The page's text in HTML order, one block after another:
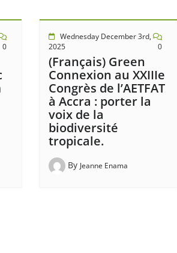
0
Wednesday December 3rd,
2025
0
(Français) Green
Connexion au XXIIIe
Congrès de l’AETFAT
à Accra : porter la
voix de la
biodiversité
tropicale.
By Jeanne Enama